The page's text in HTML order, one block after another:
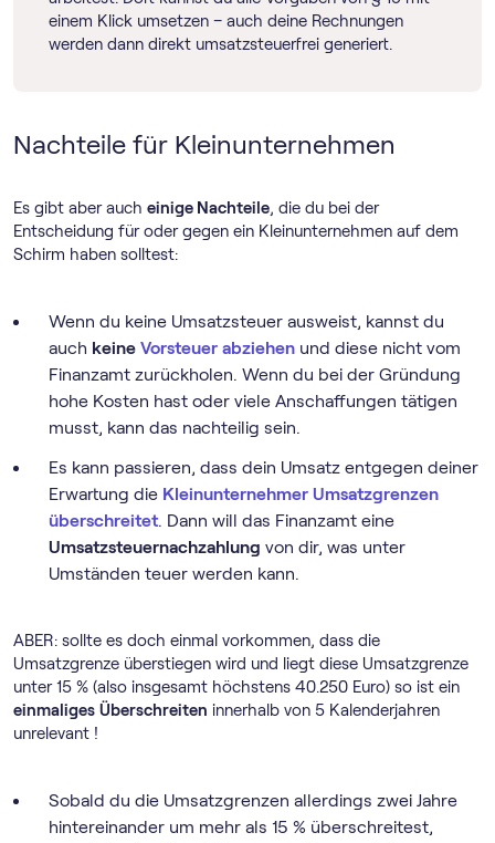
einem Klick umsetzen – auch deine Rechnungen
werden dann direkt umsatzsteuerfrei generiert.
Nachteile für Kleinunternehmen
Es gibt aber auch einige Nachteile, die du bei der
Entscheidung für oder gegen ein Kleinunternehmen auf dem
Schirm haben solltest:
Wenn du keine Umsatzsteuer ausweist, kannst du
auch keine Vorsteuer abziehen und diese nicht vom
Finanzamt zurückholen. Wenn du bei der Gründung
hohe Kosten hast oder viele Anschaffungen tätigen
musst, kann das nachteilig sein.
Es kann passieren, dass dein Umsatz entgegen deiner
Erwartung die Kleinunternehmer Umsatzgrenzen
überschreitet. Dann will das Finanzamt eine
Umsatzsteuernachzahlung von dir, was unter
Umständen teuer werden kann.
ABER: sollte es doch einmal vorkommen, dass die
Umsatzgrenze überstiegen wird und liegt diese Umsatzgrenze
unter 15 % (also insgesamt höchstens 40.250 Euro) so ist ein
einmaliges Überschreiten innerhalb von 5 Kalenderjahren
unrelevant !
Sobald du die Umsatzgrenzen allerdings zwei Jahre
hintereinander um mehr als 15 % überschreitest,